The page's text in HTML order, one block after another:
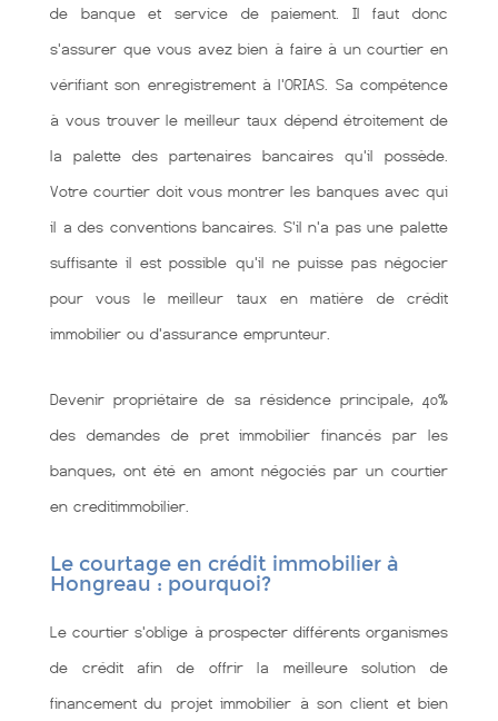
de banque et service de paiement. Il faut donc
s'assurer que vous avez bien à faire à un courtier en
vérifiant son enregistrement à l'ORIAS. Sa compétence
à vous trouver le meilleur taux dépend étroitement de
la palette des partenaires bancaires qu'il possède.
Votre courtier doit vous montrer les banques avec qui
il a des conventions bancaires. S'il n'a pas une palette
suffisante il est possible qu'il ne puisse pas négocier
pour vous le meilleur taux en matière de crédit
immobilier ou d'assurance emprunteur.
Devenir propriétaire de sa résidence principale, 40%
des demandes de pret immobilier financés par les
banques, ont été en amont négociés par un courtier
en creditimmobilier.
Le courtage en crédit immobilier à
Hongreau : pourquoi?
Le courtier s'oblige à prospecter différents organismes
de crédit afin de offrir la meilleure solution de
financement du projet immobilier à son client et bien